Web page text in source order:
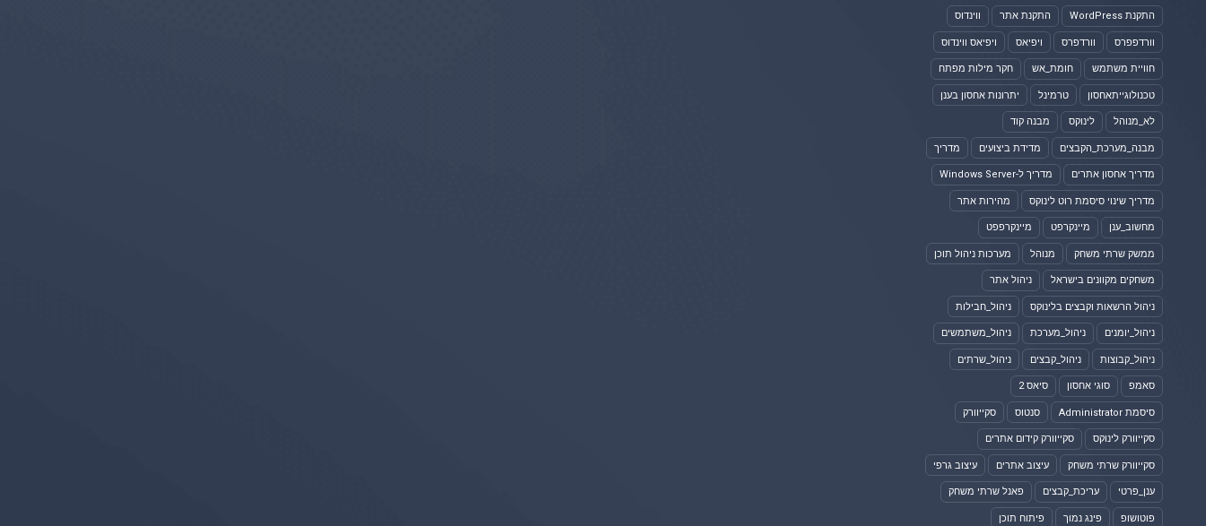
התקנת WordPress התקנת אתר ווינדוס
וורדפפרס וורדפרס ויפיאס ויפיאס ווינדוס
חוויית משתמש חומת_אש חקר מילות מפתח
טכנולוגייתאחסון טרמינל יתרונות אחסון בענן
לא_מנוהל לינוקס מבנה קוד
מבנה_מערכת_הקבצים מדידת ביצועים מדריך
מדריך אחסון אתרים מדריך ל-Windows Server
מדריך שינוי סיסמת רוט לינוקס מהירות אתר
מחשוב_ענן מיינקרפט מיינקרפפט
ממשק שרתי משחק מנוהל מערכות ניהול תוכן
משחקים מקוונים בישראל ניהול אתר
ניהול הרשאות וקבצים בלינוקס ניהול_חבילות
ניהול_יומנים ניהול_מערכת ניהול_משתמשים
ניהול_קבוצות ניהול_קבצים ניהול_שרתים
סאמפ סוגי אחסון סיאס 2
סיסמת Administrator סנטוס סקייוורק
סקייוורק לינוקס סקייוורק קידום אתרים
סקייוורק שרתי משחק עיצוב אתרים עיצוב גרפי
ענן_פרטי עריכת_קבצים פאנל שרתי משחק
פוטושופ פינג נמוך פיתוח תוכן